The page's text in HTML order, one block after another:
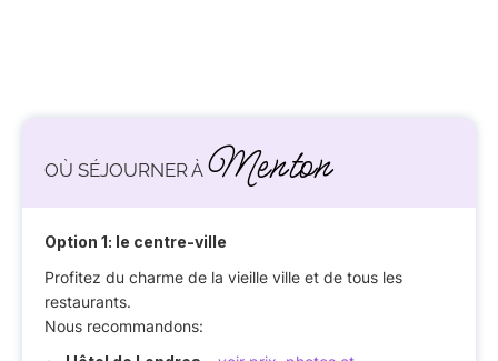
OÙ SÉJOURNER À Menton
Option 1: le centre-ville
Profitez du charme de la vieille ville et de tous les
restaurants.
Nous recommandons: